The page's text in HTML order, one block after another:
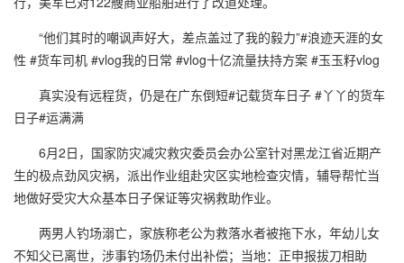
“他们其时的嘲讽声好大，差点盖过了我的毅力”#浪迹天涯的女
性 #货车司机 #vlog我的日常 #vlog十亿流量扶持方案 #玉玉籽vlog
真实没有远程货，仍是在广东倒短#记载货车日子 #丫丫的货车
日子#运满满
6月2日，国家防灾减灾救灾委员会办公室针对黑龙江省近期产
生的极点劲风灾祸，派出作业组赴灾区实地检查灾情，辅导帮忙当
地做好受灾大众基本日子保证等灾祸救助作业。
两男人钓场溺亡，家族称老公为救落水者被拖下水，年幼儿女
不知父已离世，涉事钓场仍未付出补偿；当地：正申报拔刀相助